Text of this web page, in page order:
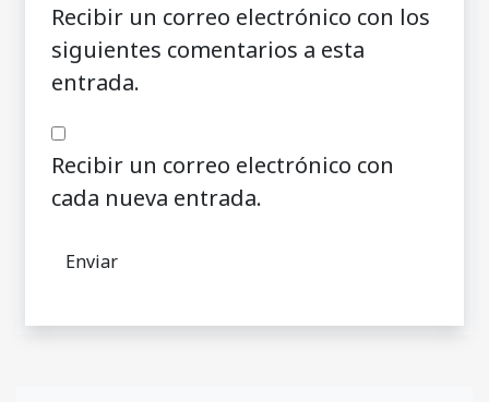
Recibir un correo electrónico con los
siguientes comentarios a esta
entrada.
Recibir un correo electrónico con
cada nueva entrada.